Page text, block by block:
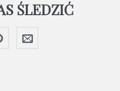
ŚLEDZIĆ